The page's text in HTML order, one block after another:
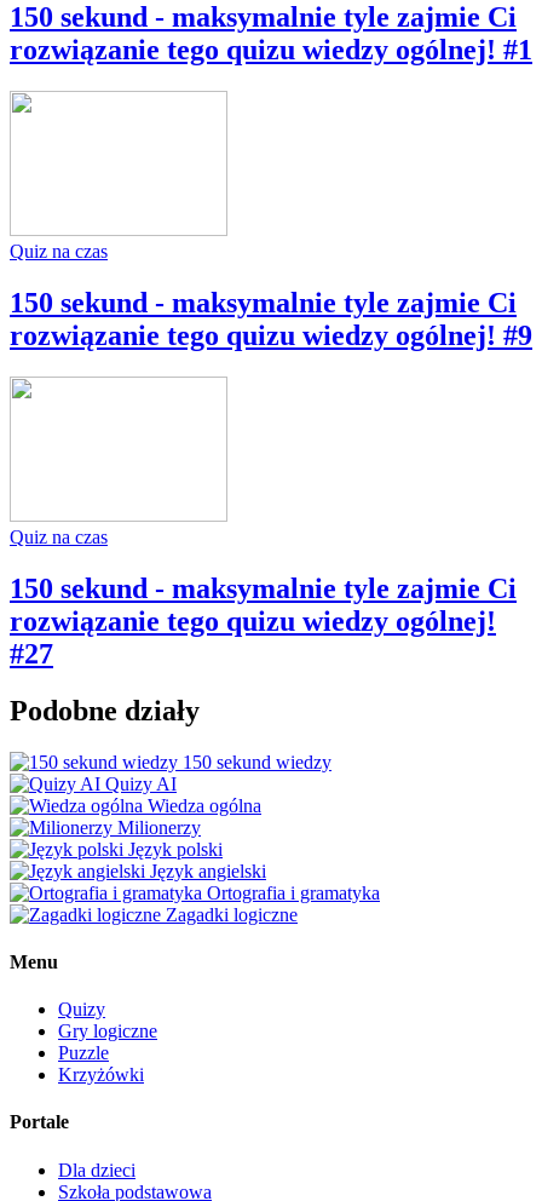
150 sekund - maksymalnie tyle zajmie Ci
rozwiązanie tego quizu wiedzy ogólnej! #1
Quiz na czas
150 sekund - maksymalnie tyle zajmie Ci
rozwiązanie tego quizu wiedzy ogólnej! #9
Quiz na czas
150 sekund - maksymalnie tyle zajmie Ci
rozwiązanie tego quizu wiedzy ogólnej!
#27
Podobne działy
150 sekund wiedzy
Quizy AI
Wiedza ogólna
Milionerzy
Język polski
Język angielski
Ortografia i gramatyka
Zagadki logiczne
Menu
Quizy
Gry logiczne
Puzzle
Krzyżówki
Portale
Dla dzieci
Szkoła podstawowa